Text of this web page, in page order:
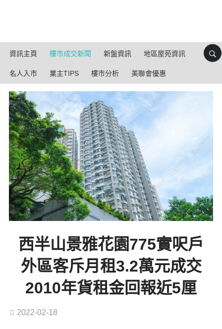
資訊主頁 樓市成交新聞 新盤資訊 地區屋苑資訊
名人入市 業主TIPS 樓市分析 美聯會優惠
西半山景雅花園775實呎戶
外區客斥月租3.2萬元成交
2010年貨租金回報近5厘
2022-02-18